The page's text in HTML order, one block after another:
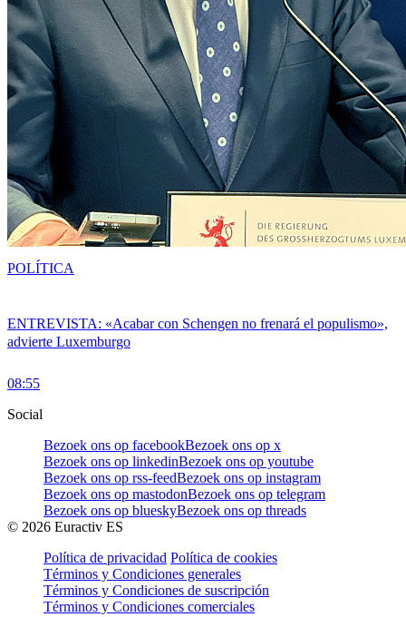
ENTREVISTA: «Acabar con Schengen no frenará el populismo»,
advierte Luxemburgo
08:55
POLÍTICA
Social
Bezoek ons op facebookBezoek ons op x
Bezoek ons op linkedinBezoek ons op youtube
Bezoek ons op rss-feedBezoek ons op instagram
Bezoek ons op mastodonBezoek ons op telegram
Bezoek ons op blueskyBezoek ons op threads
© 2026 Euractiv ES
Política de privacidad Política de cookies
Términos y Condiciones generales
Términos y Condiciones de suscripción
Términos y Condiciones comerciales